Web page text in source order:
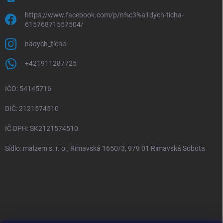
https://www.facebook.com/p/n%c3%a1dych-ticha-
61576871557504/
nadych_ticha
+421911287725
IČO: 54145716
DIČ: 2121574510
IČ DPH: SK2121574510
Sídlo: malzem s. r. o., Rimavská 1650/3, 979 01 Rimavská Sobota